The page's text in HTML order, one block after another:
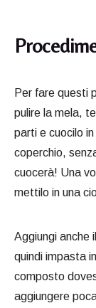
Per fare questi
pulire la mela,
parti e cuocilo
coperchio,
cuocerà! Una
mettilo in una
Aggiungi anche
quindi impasta
composto
aggiungere